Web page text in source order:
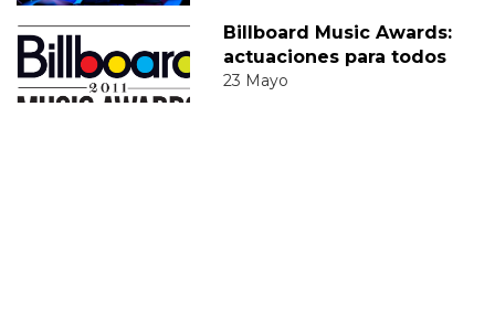
Billboard Music Awards:
actuaciones para todos
23 Mayo